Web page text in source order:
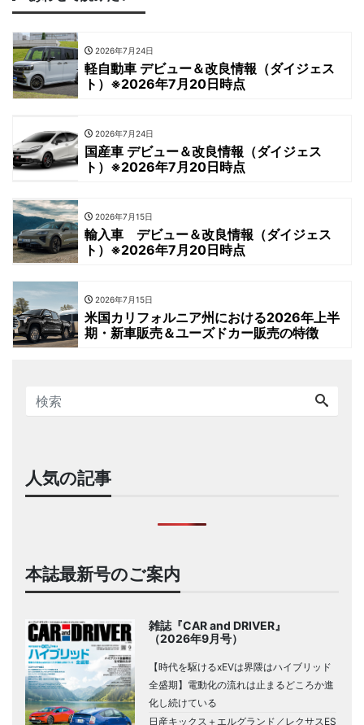
2026年7月24日
軽自動車 デビュー＆改良情報（ダイジェス
ト）※2026年7月20日時点
2026年7月24日
国産車 デビュー＆改良情報（ダイジェス
ト）※2026年7月20日時点
2026年7月15日
輸入車 デビュー＆改良情報（ダイジェス
ト）※2026年7月20日時点
2026年7月15日
米国カリフォルニア州における2026年上半
期・新車販売＆ユーズドカー販売の特徴
人気の記事
本誌最新号のご案内
雑誌『CAR and DRIVER』
（2026年9月号）
【時代を駆けるxEVは界隈はハイブリッド
全盛期】電動化の流れは止まるどころか進
化し続けている
日産キックス＋エルグランド／レクサスES